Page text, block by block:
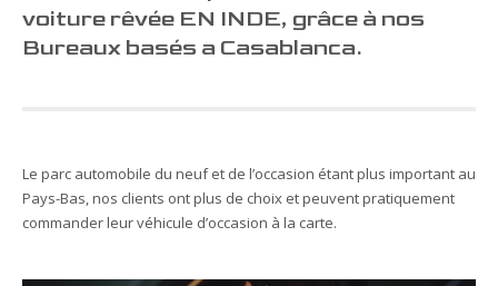
voiture rêvée EN INDE, grâce à nos
Bureaux basés a Casablanca.
Le parc automobile du neuf et de l’occasion étant plus important au
Pays-Bas, nos clients ont plus de choix et peuvent pratiquement
commander leur véhicule d’occasion à la carte.